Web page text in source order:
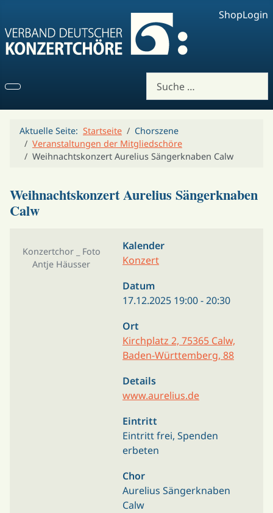
ShopLogin
Aktuelle Seite: Startseite
Chorszene
Veranstaltungen der Mitgliedschöre
Weihnachtskonzert Aurelius Sängerknaben Calw
Weihnachtskonzert Aurelius Sängerknaben
Calw
Konzertchor _ Foto
Antje Häusser
Kalender
Konzert
Datum
17.12.2025 19:00-20:30
Ort
Kirchplatz 2, 75365 Calw,
Baden-Württemberg, 88
Details
www.aurelius.de
Eintritt
Eintritt frei, Spenden
erbeten
Chor
Aurelius Sängerknaben
Calw